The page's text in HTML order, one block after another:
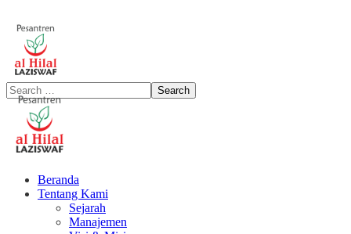
Beranda
Tentang Kami
Sejarah
Manajemen